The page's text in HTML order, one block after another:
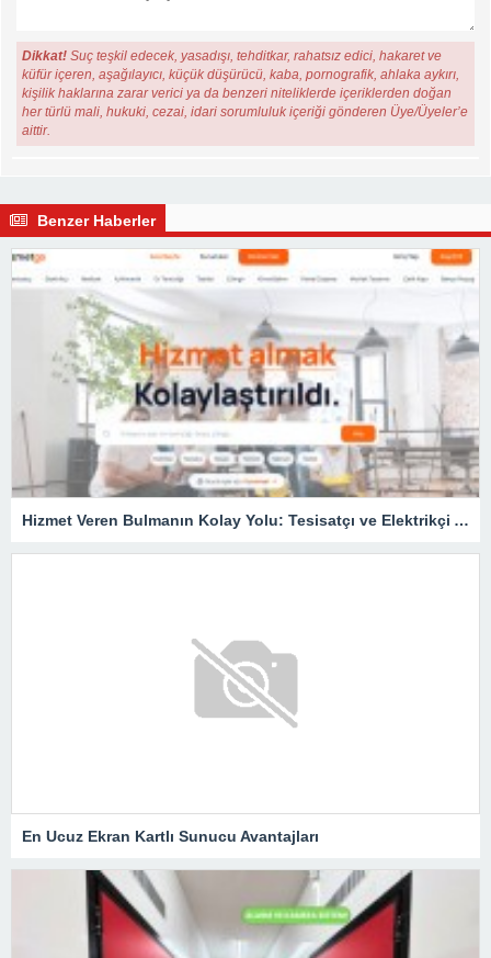
Dikkat! Suç teşkil edecek, yasadışı, tehditkar, rahatsız edici, hakaret ve
küfür içeren, aşağılayıcı, küçük düşürücü, kaba, pornografik, ahlaka aykırı,
kişilik haklarına zarar verici ya da benzeri niteliklerde içeriklerden doğan
her türlü mali, hukuki, cezai, idari sorumluluk içeriği gönderen Üye/Üyeler’e
aittir.
Benzer Haberler
Hizmet Veren Bulmanın Kolay Yolu: Tesisatçı ve Elektrikçi Ararken Nelere Dikkat Edilmeli?
En Ucuz Ekran Kartlı Sunucu Avantajları